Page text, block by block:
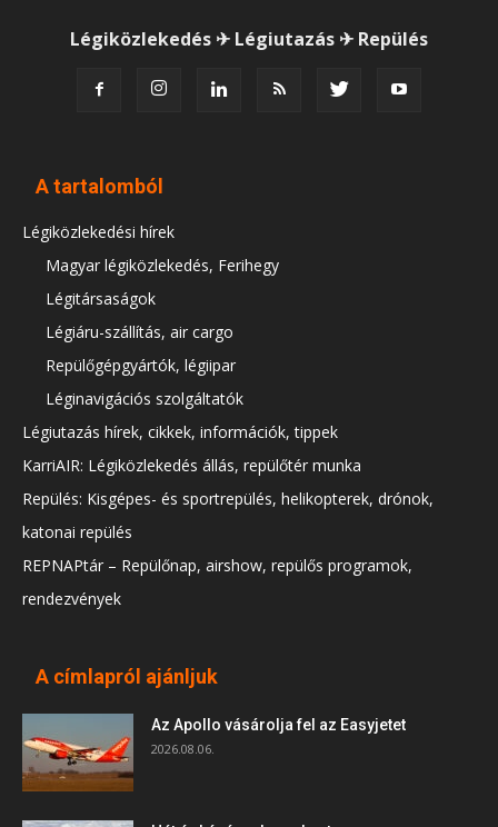
Légiközlekedés ✈ Légiutazás ✈ Repülés
A tartalomból
Légiközlekedési hírek
Magyar légiközlekedés, Ferihegy
Légitársaságok
Légiáru-szállítás, air cargo
Repülőgépgyártók, légiipar
Léginavigációs szolgáltatók
Légiutazás hírek, cikkek, információk, tippek
KarriAIR: Légiközlekedés állás, repülőtér munka
Repülés: Kisgépes- és sportrepülés, helikopterek, drónok,
katonai repülés
REPNAPtár – Repülőnap, airshow, repülős programok,
rendezvények
A címlapról ajánljuk
Az Apollo vásárolja fel az Easyjetet
2026.08.06.